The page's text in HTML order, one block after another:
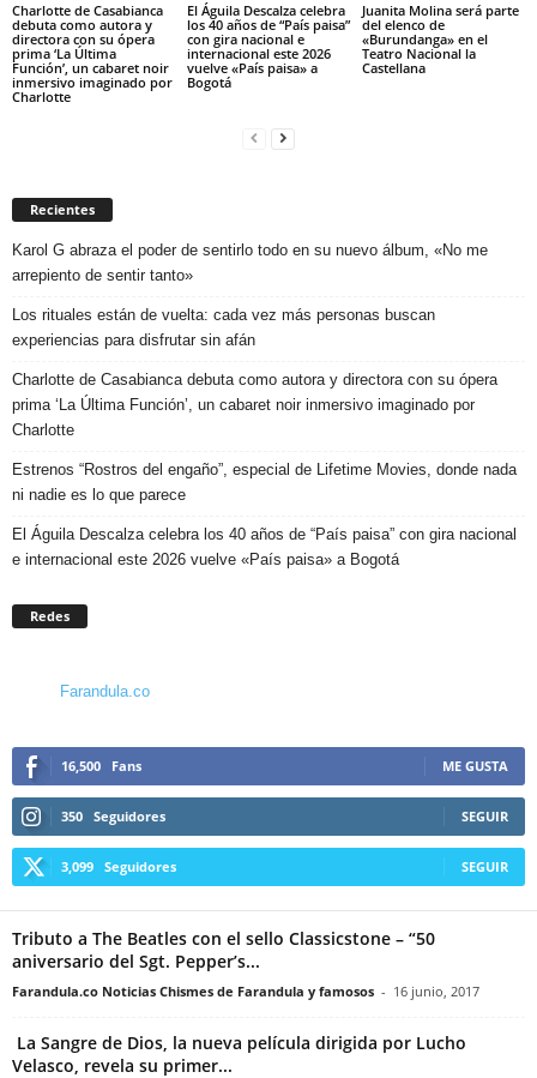
Charlotte de Casabianca
debuta como autora y
directora con su ópera
prima ‘La Última
Función’, un cabaret noir
inmersivo imaginado por
Charlotte
El Águila Descalza celebra
los 40 años de “País paisa”
con gira nacional e
internacional este 2026
vuelve «País paisa» a
Bogotá
Juanita Molina será parte
del elenco de
«Burundanga» en el
Teatro Nacional la
Castellana
Recientes
Karol G abraza el poder de sentirlo todo en su nuevo álbum, «No me
arrepiento de sentir tanto»
Los rituales están de vuelta: cada vez más personas buscan
experiencias para disfrutar sin afán
Charlotte de Casabianca debuta como autora y directora con su ópera
prima ‘La Última Función’, un cabaret noir inmersivo imaginado por
Charlotte
Estrenos “Rostros del engaño”, especial de Lifetime Movies, donde nada
ni nadie es lo que parece
El Águila Descalza celebra los 40 años de “País paisa” con gira nacional
e internacional este 2026 vuelve «País paisa» a Bogotá
Redes
Farandula.co
16,500 Fans ME GUSTA
350 Seguidores SEGUIR
3,099 Seguidores SEGUIR
Tributo a The Beatles con el sello Classicstone – “50
aniversario del Sgt. Pepper’s...
Farandula.co Noticias Chismes de Farandula y famosos - 16 junio, 2017
La Sangre de Dios, la nueva película dirigida por Lucho
Velasco, revela su primer...